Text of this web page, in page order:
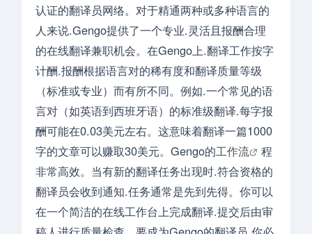
认证的翻译员网络。对于精通两种或多种语言的
人来说.Gengo提供了一个专业.灵活且报酬合理
的在线翻译兼职机会。在Gengo上.翻译工作按字
计酬.报酬根据语言对的稀有度和翻译质量等级
（标准或专业）而有所不同。例如.一个常见的语
言对（如英语到西班牙语）的标准级翻译.每字报
酬可能在0.03美元左右。这意味着翻译一篇1000
字的文章可以赚取30美元。Gengo的工作流
程
非常高效。当有新的翻译任务出现时.符合资格的
翻译员会收到通知.任务通常是先到先得。你可以
在一个简洁的在线工作台上完成翻译.提交后由审